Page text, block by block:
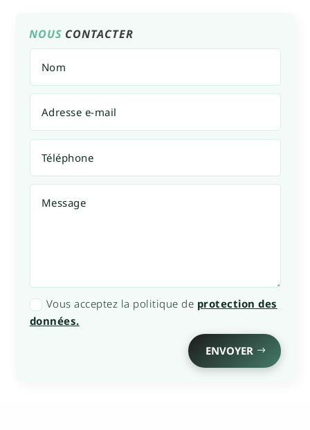
NOUS CONTACTER
Vous acceptez la politique de protection des
données.
ENVOYER